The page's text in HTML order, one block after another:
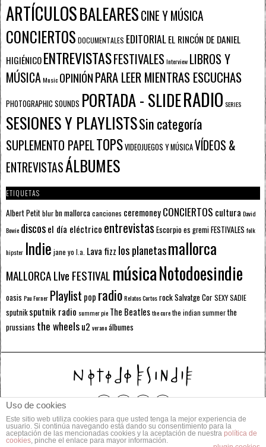
ARTÍCULOSBALEARESCINE Y MÚSICA
CONCIERTOS DOCUMENTALES EDITORIALEL RINCÓN DE DANIEL
HIGIÉNICOENTREVISTASFESTIVALESInterview LIBROS Y
MÚSICAMusic OPINIÓNPARA LEER MIENTRAS ESCUCHAS
PHOTOGRAPHIC SOUNDS PORTADA - SLIDERADIO SERIES
SESIONES Y PLAYLISTSSin categoría
SUPLEMENTO PAPELTOPSVIDEOJUEGOS Y MÚSICAVÍDEOS &
ENTREVISTASÁLBUMES
ETIQUETAS
Albert Petitblurbn mallorcacanciones ceremoneyCONCIERTOS cultura David
Bowie discosel día eléctrico entrevistas Escorpioes gremiFESTIVALES folk
hipster Indie jane yo l.a. Lava fizz los planetasmallorca
MALLORCA LIve FESTIVAL músicaNotodoesindie
oasis Pau Forner Playlist pop radioRelatos CortosrockSalvatge CorSEXY SADIE
sputnik sputnik radio summer pie The Beatlesthe curethe indian summerthe
prussians the wheelsu2 veranoálbumes
© 2014 Todos los derechos reservados.
POLÍTICA DE PRIVACIDAD CONTACTO
Uso de cookies
Este sitio web utiliza cookies para que usted tenga la mejor experiencia de
usuario. Si continúa navegando está dando su consentimiento para la
aceptación de las mencionadas cookies y la aceptación de nuestra política de
cookies, pinche el enlace para mayor información.